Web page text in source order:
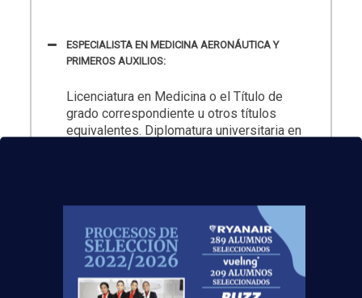
ESPECIALISTA EN MEDICINA AERONÁUTICA Y
PRIMEROS AUXILIOS:
Licenciatura en Medicina o el Título de
grado correspondiente u otros títulos
equivalentes. Diplomatura universitaria en
PROFESOR DE INGLÉS AERONÁUTICO:
Licenciatura en Filología Inglesa o ser